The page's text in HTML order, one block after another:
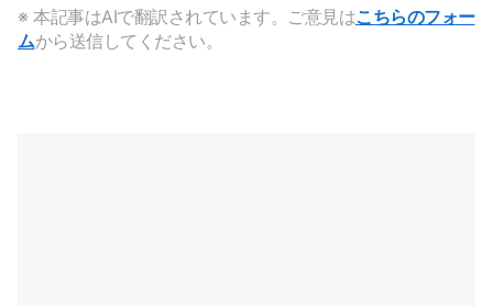
※ 本記事はAIで翻訳されています。ご意見はこちらのフォー
ムから送信してください。